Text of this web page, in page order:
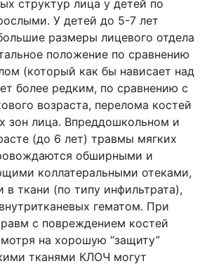
структур лица у детей по
У детей до 5-7 лет
размеры лицевого отдела
положение по сравнению
(который как бы нависает над
более редким, по сравнению с
возраста, перелома костей
зон лица. Впреддошкольном и
(до 6 лет) травмы мягких
обширными и
коллатеральными отеками,
в ткани (по типу инфильтрата),
гематом. При
с повреждением костей
на хорошую “защиту”
тканями КЛОЧ могут